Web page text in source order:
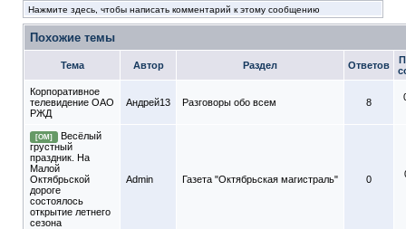
Нажмите здесь, чтобы написать комментарий к этому сообщению
Похожие темы
Тема Автор Раздел Ответов
Корпоративное
телевидение ОАО
РЖД
Андрей13 Разговоры обо всем 8
[ОМ]
Весёлый
грустный
праздник. На
Малой
Октябрьской
дороге
состоялось
открытие летнего
сезона
Admin Газета "Октябрьская магистраль" 0